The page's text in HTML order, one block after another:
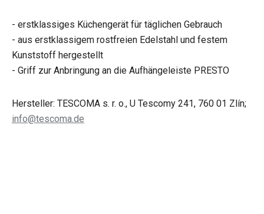
- erstklassiges Küchengerät für täglichen Gebrauch
- aus erstklassigem rostfreien Edelstahl und festem
Kunststoff hergestellt
- Griff zur Anbringung an die Aufhängeleiste PRESTO
Hersteller: TESCOMA s. r. o., U Tescomy 241, 760 01 Zlín;
info@tescoma.de